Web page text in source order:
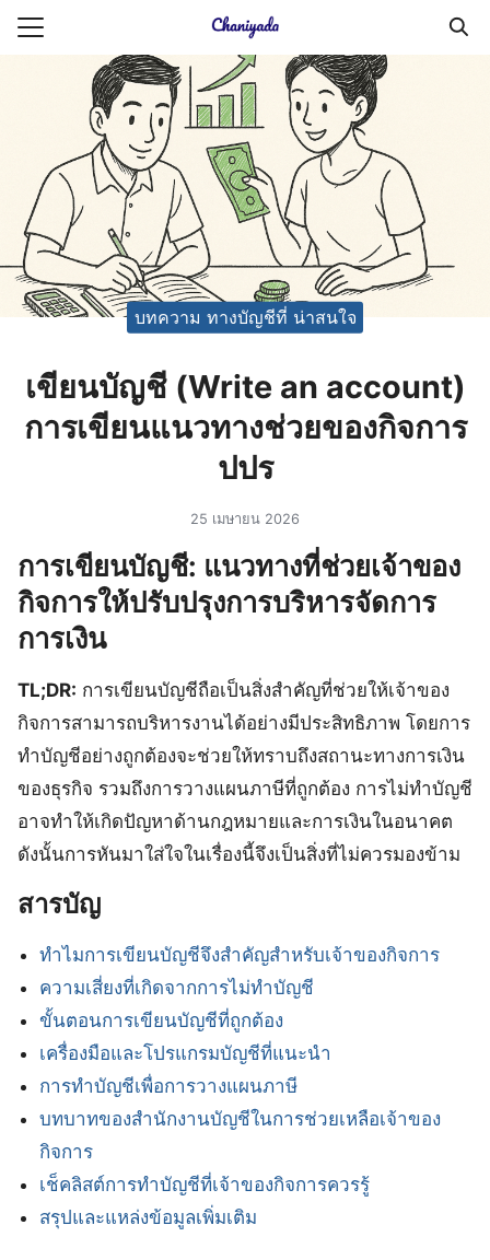
Skip
ยความเป็นส่วนตัว
ญชี (Accounting service)
ญชี (Accounting
บทความ ทางบัญชีที่ น่าสนใจ
เขียนบัญชี (Write an account)
การเขียนแนวทางช่วยของกิจการ
ปปร
25 เมษายน 2026
การเขียนบัญชี: แนวทางที่ช่วยเจ้าของ
กิจการให้ปรับปรุงการบริหารจัดการ
การเงิน
TL;DR: การเขียนบัญชีถือเป็นสิ่งสำคัญที่ช่วยให้เจ้าของ
กิจการสามารถบริหารงานได้อย่างมีประสิทธิภาพ โดยการ
ทำบัญชีอย่างถูกต้องจะช่วยให้ทราบถึงสถานะทางการเงิน
ของธุรกิจ รวมถึงการวางแผนภาษีที่ถูกต้อง การไม่ทำบัญชี
อาจทำให้เกิดปัญหาด้านกฎหมายและการเงินในอนาคต
ดังนั้นการหันมาใส่ใจในเรื่องนี้จึงเป็นสิ่งที่ไม่ควรมองข้าม
สารบัญ
ทำไมการเขียนบัญชีจึงสำคัญสำหรับเจ้าของกิจการ
ความเสี่ยงที่เกิดจากการไม่ทำบัญชี
ขั้นตอนการเขียนบัญชีที่ถูกต้อง
เครื่องมือและโปรแกรมบัญชีที่แนะนำ
การทำบัญชีเพื่อการวางแผนภาษี
บทบาทของสำนักงานบัญชีในการช่วยเหลือเจ้าของ
กิจการ
เช็คลิสต์การทำบัญชีที่เจ้าของกิจการควรรู้
สรุปและแหล่งข้อมูลเพิ่มเติม